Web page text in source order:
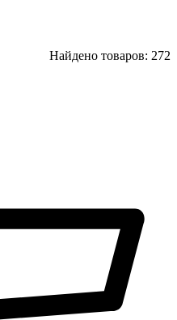
Найдено товаров: 272